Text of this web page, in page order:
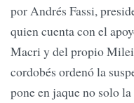
por Andrés Fassi,
quien cuenta con el
Macri y del propio
cordobés ordenó la
pone en jaque no solo